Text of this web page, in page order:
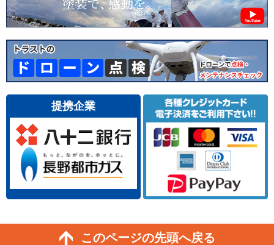
提携企業
このページの先頭へ戻る